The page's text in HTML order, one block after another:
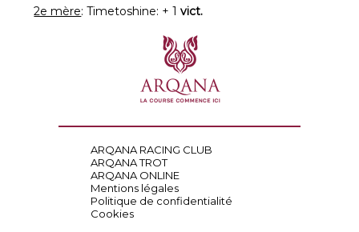
2e mère: Timetoshine: + 1vict.
ARQANA RACING CLUB
ARQANA TROT
ARQANA ONLINE
Mentions légales
Politique de confidentialité
Cookies